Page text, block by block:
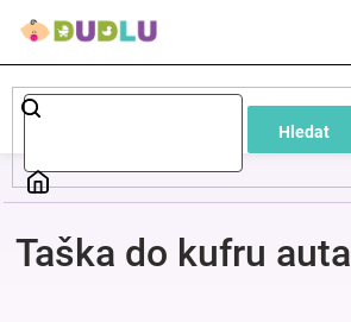
Hledat
Dětské
a
Taška do kufru auta